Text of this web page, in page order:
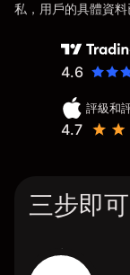
私，用戶的具體資
4.6
評級和
4.7
三步即